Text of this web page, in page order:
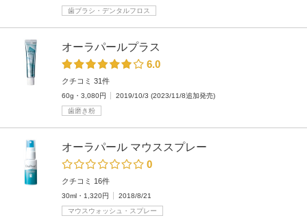
歯ブラシ・デンタルフロス
オーラパールプラス
6.0
クチコミ 31件
60g・3,080円
2019/10/3 (2023/11/8追加発売)
歯磨き粉
オーラパール マウススプレー
0
クチコミ 16件
30ml・1,320円
2018/8/21
マウスウォッシュ・スプレー